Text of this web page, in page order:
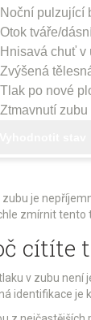
Noční pulzující
Otok tváře/
Hnisavá chuť v
Zvýšená
Tlak po nové
Ztmavnutí zubu
zubu je
zmírnit tento
cítíte
v zubu není
identifikace je